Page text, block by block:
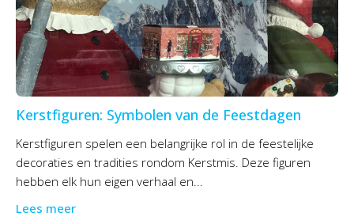
Kerstfiguren: Symbolen van de Feestdagen
Kerstfiguren spelen een belangrijke rol in de feestelijke
decoraties en tradities rondom Kerstmis. Deze figuren
hebben elk hun eigen verhaal en...
Lees meer